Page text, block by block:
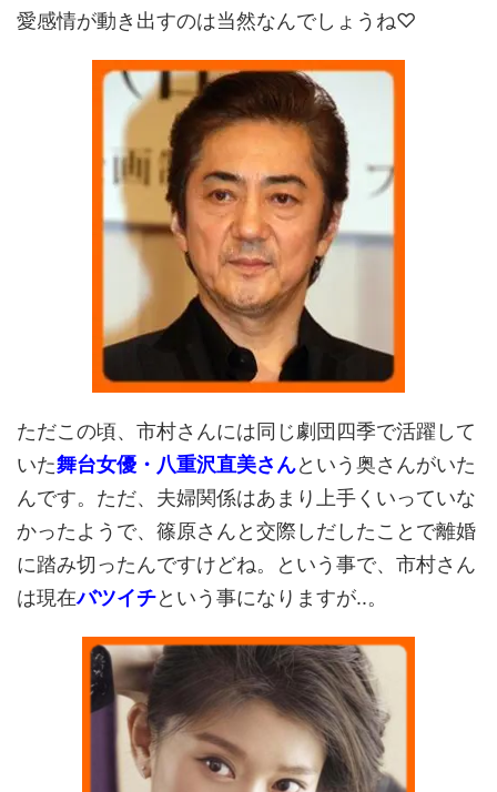
愛感情が動き出すのは当然なんでしょうね♡
ただこの頃、市村さんには同じ劇団四季で活躍して
いた舞台女優・八重沢直美さんという奥さんがいた
んです。ただ、夫婦関係はあまり上手くいっていな
かったようで、篠原さんと交際しだしたことで離婚
に踏み切ったんですけどね。という事で、市村さん
は現在バツイチという事になりますが..。